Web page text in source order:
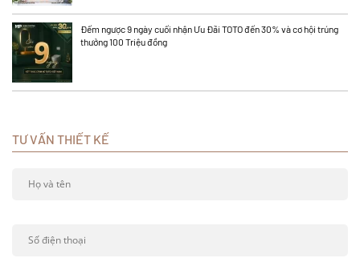
Đếm ngược 9 ngày cuối nhận Ưu Đãi TOTO đến 30% và cơ hội trúng
thưởng 100 Triệu đồng
TƯ VẤN THIẾT KẾ